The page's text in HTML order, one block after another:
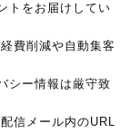
トをお届けしてい
費削減や自動集客
シー情報は厳守致
信メール内のURL